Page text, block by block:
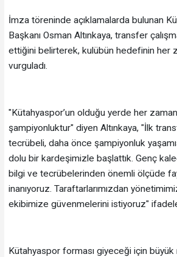
İmza töreninde açıklamalarda bulunan
Başkanı Osman Altınkaya, transfer
ettiğini belirterek, kulübün hedefinin her
vurguladı.
"Kütahyaspor’un olduğu yerde her
şampiyonluktur" diyen Altınkaya, "İlk
tecrübeli, daha önce şampiyonluk
dolu bir kardeşimizle başlattık. Genç
bilgi ve tecrübelerinden önemli ölçüde
inanıyoruz. Taraftarlarımızdan
ekibimize güvenmelerini istiyoruz"
Kütahyaspor forması giyeceği için